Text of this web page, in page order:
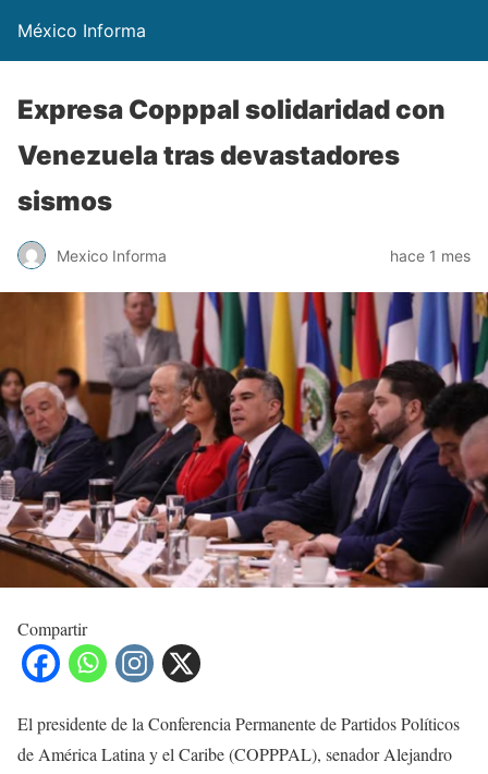
México Informa
Expresa Copppal solidaridad con
Venezuela tras devastadores
sismos
Mexico Informa hace 1 mes
Compartir
El presidente de la Conferencia Permanente de Partidos Políticos
de América Latina y el Caribe (COPPPAL), senador Alejandro